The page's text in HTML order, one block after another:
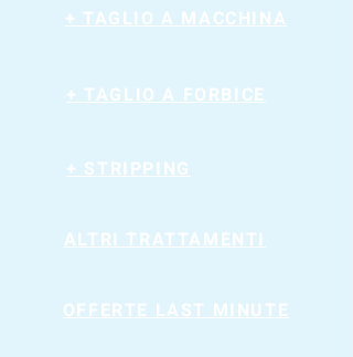
+ TAGLIO A MACCHINA
+ TAGLIO A FORBICE
+ STRIPPING
ALTRI TRATTAMENTI
OFFERTE LAST MINUTE